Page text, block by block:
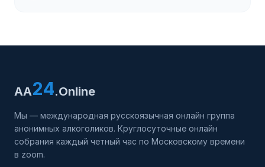
AA24.Online
Мы — международная русскоязычная онлайн группа
анонимных алкоголиков. Круглосуточные онлайн
собрания каждый четный час по Московскому времени
в zoom.